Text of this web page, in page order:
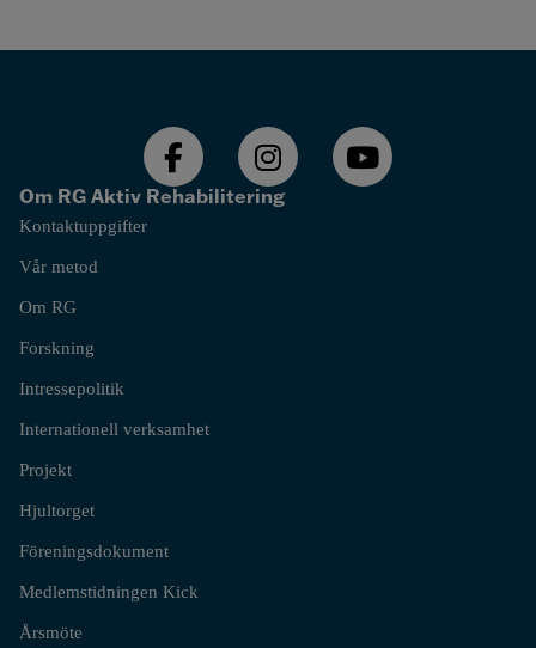
Om RG Aktiv Rehabilitering
Kontaktuppgifter
Vår metod
Om RG
Forskning
Intressepolitik
Internationell verksamhet
Projekt
Hjultorget
Föreningsdokument
Medlemstidningen Kick
Årsmöte